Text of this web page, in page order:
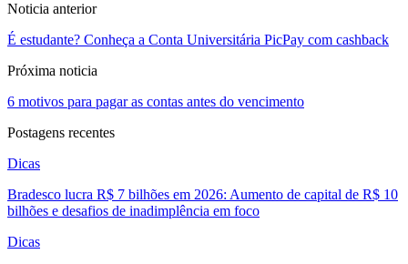
Noticia anterior
É estudante? Conheça a Conta Universitária PicPay com cashback
Próxima noticia
6 motivos para pagar as contas antes do vencimento
Postagens recentes
Dicas
Bradesco lucra R$ 7 bilhões em 2026: Aumento de capital de R$ 10
bilhões e desafios de inadimplência em foco
Dicas